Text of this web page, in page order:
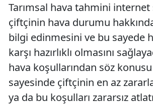
Tarımsal hava tahmini internet
çiftçinin hava durumu
bilgi edinmesini ve bu sayede
karşı hazırlıklı olmasını
hava koşullarından söz
sayesinde çiftçinin en az
ya da bu koşulları zararsız